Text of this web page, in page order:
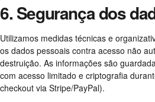
6. Segurança dos
Utilizamos medidas técnicas e
os dados pessoais contra acesso não
destruição. As informações são
com acesso limitado e criptografia
checkout via Stripe/PayPal).